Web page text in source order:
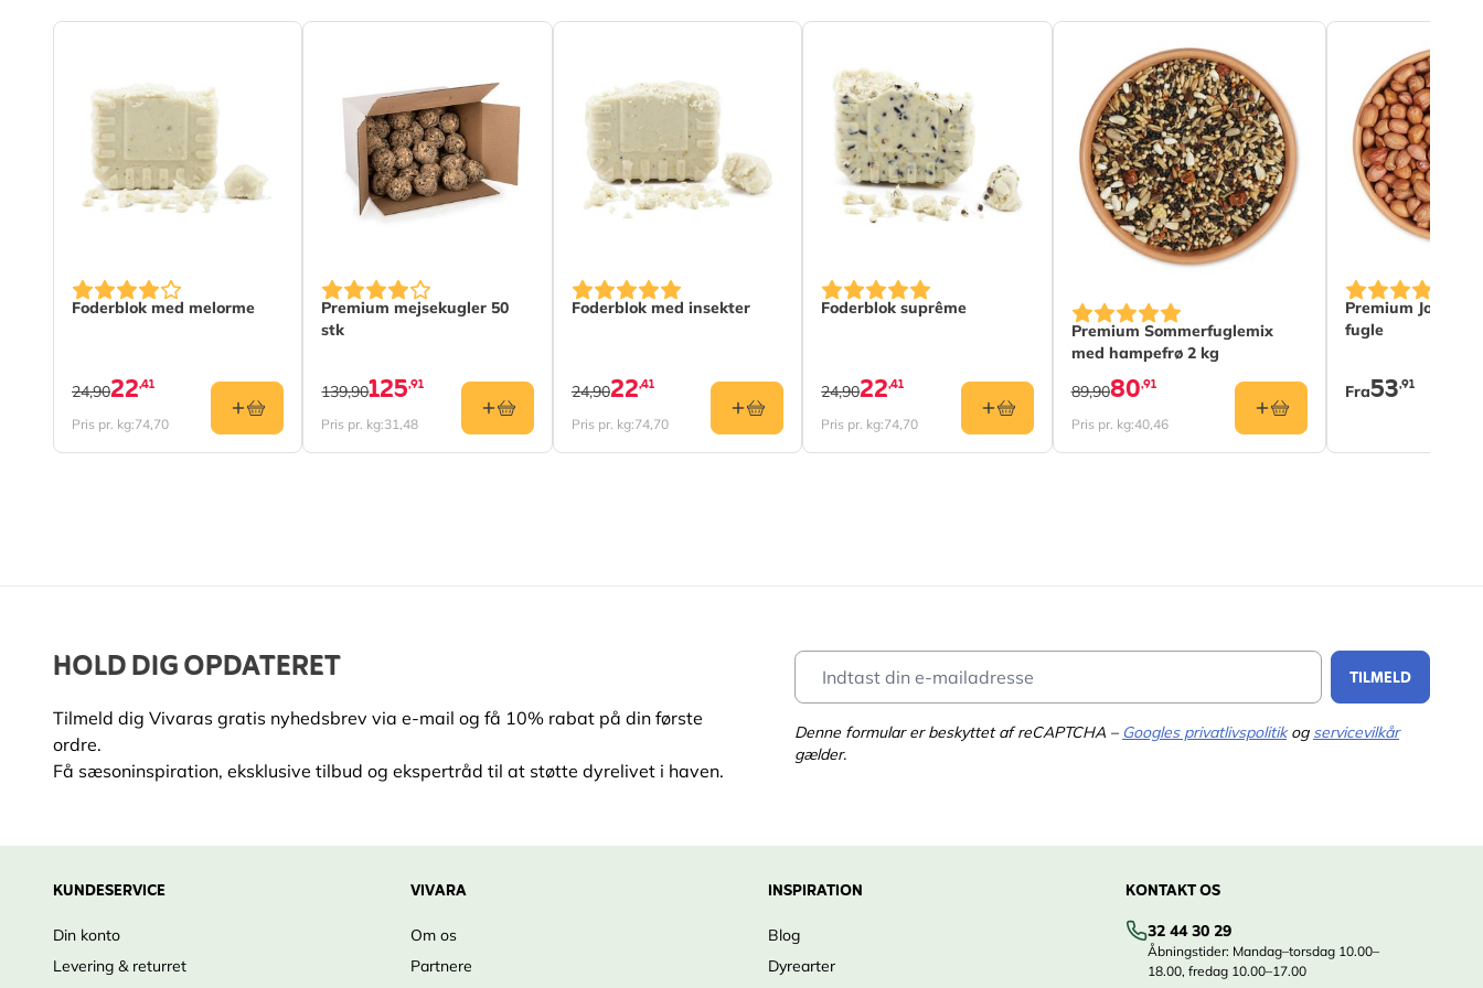
Foderblok med melorme
22,41
24,90
Pris pr. kg:74,70
Premium mejsekugler 50
stk
125,91
139,90
Pris pr. kg:31,48
Foderblok med insekter
22,41
24,90
Pris pr. kg:74,70
Foderblok suprême
22,41
24,90
Pris pr. kg:74,70
Premium Sommerfuglemix
med hampefrø 2 kg
80,91
89,90
Pris pr. kg:40,46
Premium
fugle
The price
Fra53,91
HOLD DIG OPDATERET
Tilmeld dig Vivaras gratis nyhedsbrev via e-mail og få 10% rabat på din første
ordre.
Få sæsoninspiration, eksklusive tilbud og ekspertråd til at støtte dyrelivet i haven.
TILMELD
Denne formular er beskyttet af reCAPTCHA – Googles privatlivspolitikog servicevilkår
gælder.
KUNDESERVICE
Din konto
Levering & returret
VIVARA
Om os
Partnere
INSPIRATION
Blog
Dyrearter
KONTAKT OS
32 44 30 29
Åbningstider: Mandag–torsdag 10.00–
18.00, fredag 10.00–17.00